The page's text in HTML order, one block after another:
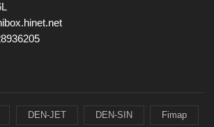
DEN-JET DEN-SIN Fimap